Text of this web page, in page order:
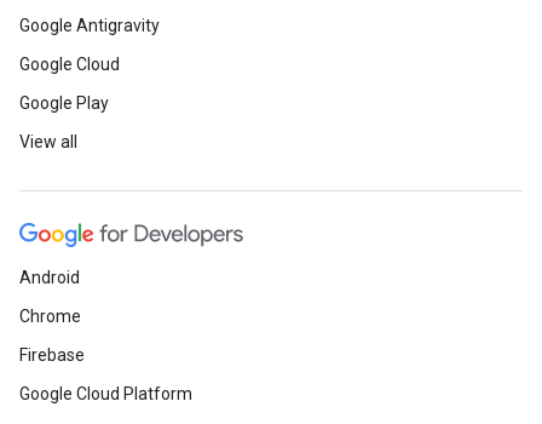
Google Antigravity
Google Cloud
Google Play
View all
Android
Chrome
Firebase
Google Cloud Platform